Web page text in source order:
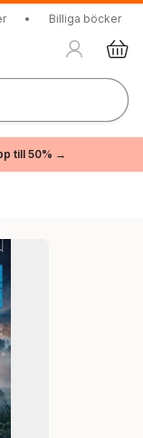
• Billiga böcker
till 50% →